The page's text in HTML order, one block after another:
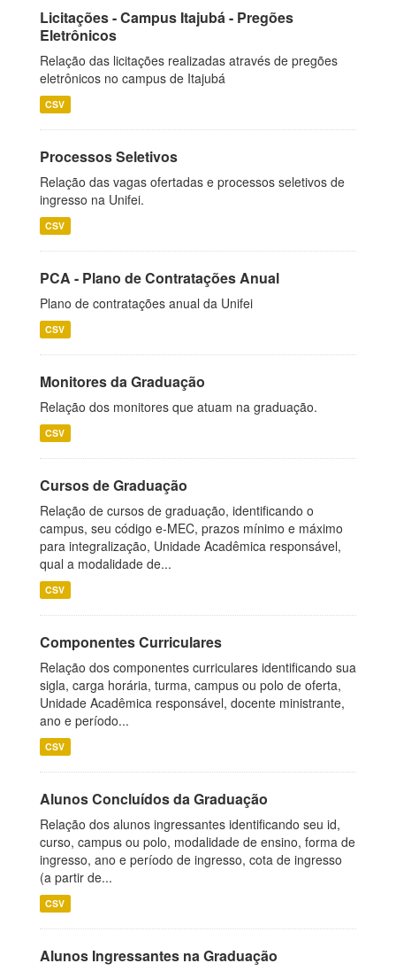
Licitações - Campus Itajubá - Pregões
Eletrônicos
Relação das licitações realizadas através de pregões
eletrônicos no campus de Itajubá
CSV
Processos Seletivos
Relação das vagas ofertadas e processos seletivos de
ingresso na Unifei.
CSV
PCA - Plano de Contratações Anual
Plano de contratações anual da Unifei
CSV
Monitores da Graduação
Relação dos monitores que atuam na graduação.
CSV
Cursos de Graduação
Relação de cursos de graduação, identificando o
campus, seu código e-MEC, prazos mínimo e máximo
para integralização, Unidade Acadêmica responsável,
qual a modalidade de...
CSV
Componentes Curriculares
Relação dos componentes curriculares identificando sua
sigla, carga horária, turma, campus ou polo de oferta,
Unidade Acadêmica responsável, docente ministrante,
ano e período...
CSV
Alunos Concluídos da Graduação
Relação dos alunos ingressantes identificando seu id,
curso, campus ou polo, modalidade de ensino, forma de
ingresso, ano e período de ingresso, cota de ingresso
(a partir de...
CSV
Alunos Ingressantes na Graduação